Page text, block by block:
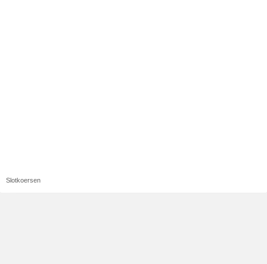
Slotkoersen